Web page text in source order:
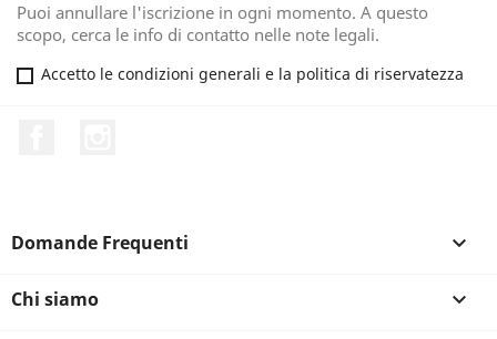
Puoi annullare l'iscrizione in ogni momento. A questo
scopo, cerca le info di contatto nelle note legali.
Accetto le condizioni generali e la politica di riservatezza
Domande Frequenti 
Chi siamo 